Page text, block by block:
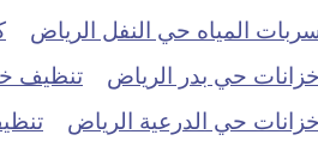
المياه حي النفل الرياض
حي بدر الرياض
تنظيف
حي الدرعية الرياض